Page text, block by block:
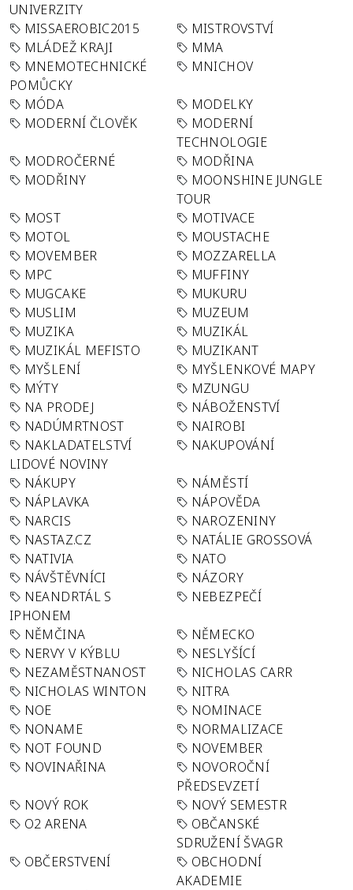
UNIVERZITY
MISSAEROBIC2015
MISTROVSTVÍ
MLÁDEŽ KRAJI
MMA
MNEMOTECHNICKÉ
POMŮCKY
MNICHOV
MÓDA
MODELKY
MODERNÍ ČLOVĚK
MODERNÍ
TECHNOLOGIE
MODROČERNÉ
MODŘINA
MODŘINY
MOONSHINE JUNGLE
TOUR
MOST
MOTIVACE
MOTOL
MOUSTACHE
MOVEMBER
MOZZARELLA
MPC
MUFFINY
MUGCAKE
MUKURU
MUSLIM
MUZEUM
MUZIKA
MUZIKÁL
MUZIKÁL MEFISTO
MUZIKANT
MYŠLENÍ
MYŠLENKOVÉ MAPY
MÝTY
MZUNGU
NA PRODEJ
NÁBOŽENSTVÍ
NADÚMRTNOST
NAIROBI
NAKLADATELSTVÍ
LIDOVÉ NOVINY
NAKUPOVÁNÍ
NÁKUPY
NÁMĚSTÍ
NÁPLAVKA
NÁPOVĚDA
NARCIS
NAROZENINY
NASTAZ.CZ
NATÁLIE GROSSOVÁ
NATIVIA
NATO
NÁVŠTĚVNÍCI
NÁZORY
NEANDRTÁL S
IPHONEM
NEBEZPEČÍ
NĚMČINA
NĚMECKO
NERVY V KÝBLU
NESLYŠÍCÍ
NEZAMĚSTNANOST
NICHOLAS CARR
NICHOLAS WINTON
NITRA
NOE
NOMINACE
NONAME
NORMALIZACE
NOT FOUND
NOVEMBER
NOVINAŘINA
NOVOROČNÍ
PŘEDSEVZETÍ
NOVÝ ROK
NOVÝ SEMESTR
O2 ARENA
OBČANSKÉ
SDRUŽENÍ ŠVAGR
OBČERSTVENÍ
OBCHODNÍ
AKADEMIE